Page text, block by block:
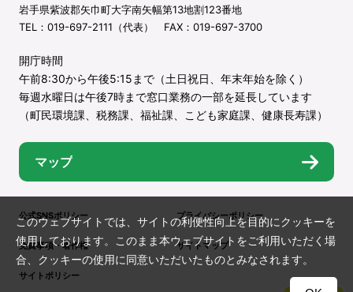
岩手県紫波郡矢巾町大字南矢幅第13地割123番地
TEL：019-697-2111（代表） FAX：019-697-3700
開庁時間
午前8:30から午後5:15まで（土日祝日、年末年始を除く）
毎週水曜日は午後7時まで窓口業務の一部を延長しています
（町民環境課、税務課、福祉課、こども家庭課、健康長寿課）
マップ
公式SNSポリシー プライバシーポリシー
免責事項・著作権 サイトマップ
サイトポリシー
このウェブサイトでは、サイトの利便性向上を目的にクッキーを
使用しております。このまま本ウェブサイトをご利用いただく場
合、クッキーの使用に同意いただいたものとみなされます。